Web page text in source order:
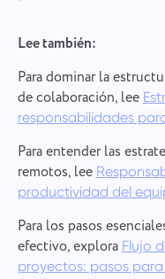
Lee también:
Para dominar la
de colaboración, lee
responsabilidades
Para entender las
remotos, lee
productividad del
Para los pasos
efectivo, exploraFlujo
proyectos: pasos